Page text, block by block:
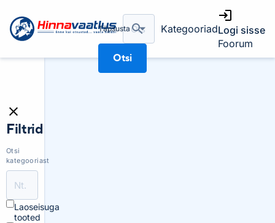
Täpsusta
Otsi
KategooriadLogi sisse
Foorum
Filtrid
Otsi
kategooriast
Laoseisuga
tooted